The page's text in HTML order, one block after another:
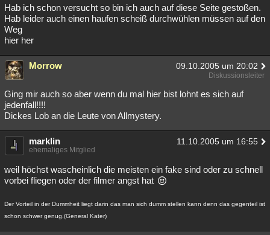
Hab ich schon versucht so bin ich auch auf diese Seite gestoßen.
Hab leider auch einen haufen scheiß durchwühlen müssen auf den
Weg
hier her
Morrow 09.10.2005 um 20:02
Diskussionsleiter
Ging mir auch so aber wenn du mal hier bist lohnt es sich auf
jedenfall!!!!
Dickes Lob an die Leute von Allmystery.
marklin 11.10.2005 um 16:55
ehemaliges Mitglied
weil höchst wascheinlich die meisten ein fake sind oder zu schnell
vorbei fliegen oder der filmer angst hat
Der Vorteil in der Dummheit liegt darin das man sich dumm stellen kann denn das gegenteil ist
schon schwer genug.(General Kater)